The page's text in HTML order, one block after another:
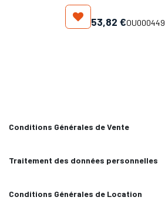
53,82 €OU000449
Conditions Générales de Vente
Traitement des données personnelles
Conditions Générales de Location